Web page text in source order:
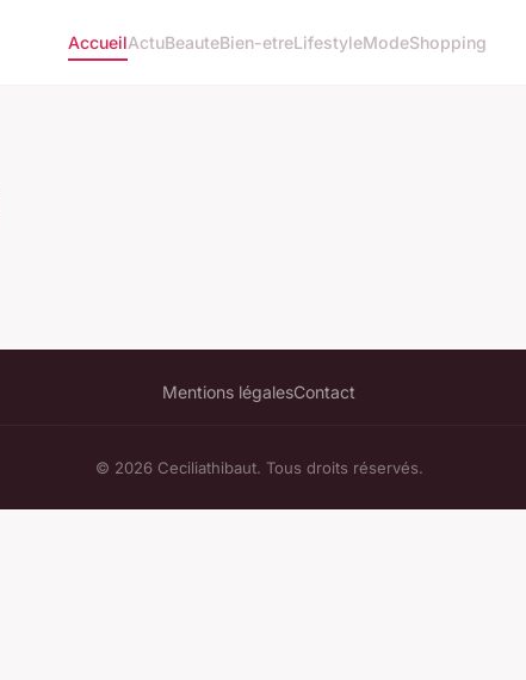
AccueilActuBeauteBien-etreLifestyleModeShopping
Mentions légalesContact
© 2026 Ceciliathibaut. Tous droits réservés.